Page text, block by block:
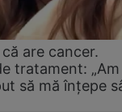
are cancer.
tratament:
să mă înțepe